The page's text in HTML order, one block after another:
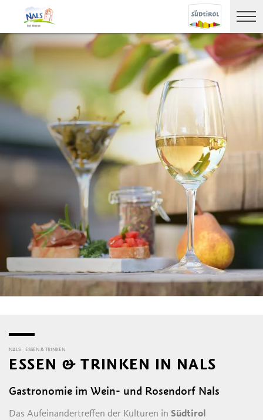
NALS ESSEN & TRINKEN
ESSEN & TRINKEN IN NALS
Gastronomie im Wein- und Rosendorf Nals
Das Aufeinandertreffen der Kulturen inSüdtirol